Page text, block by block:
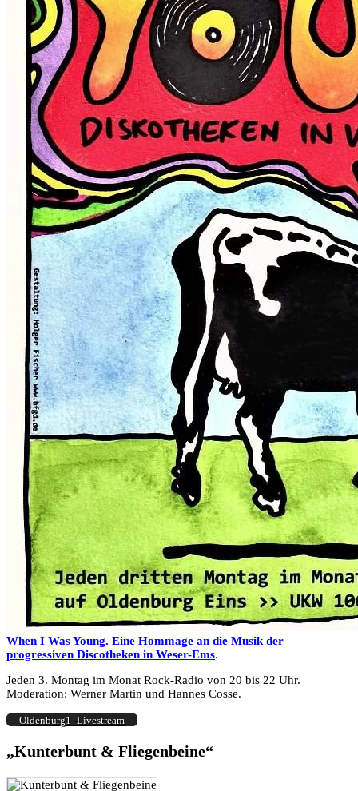
When I Was Young. Eine Hommage an die Musik der
progressiven Discotheken in Weser-Ems.
Jeden 3. Montag im Monat Rock-Radio von 20 bis 22 Uhr.
Moderation: Werner Martin und Hannes Cosse.
Oldenburg1 -Livestream
„Kunterbunt & Fliegenbeine“